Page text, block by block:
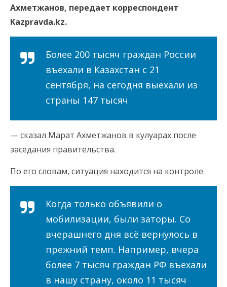
Ахметжанов, передает корреспондент
Kazpravda.kz.
Более 200 тысяч граждан России
въехали в Казахстан с 21
сентября, на сегодня выехали из
страны 147 тысяч
— сказал Марат Ахметжанов в кулуарах после
заседания правительства.
По его словам, ситуация находится на контроле.
Когда только объявили о
мобилизации, были заторы. Со
вчерашнего дня всё вернулось в
прежний темп. Например, вчера
более 7 тысяч граждан РФ въехали
в нашу страну, около 11 тысяч